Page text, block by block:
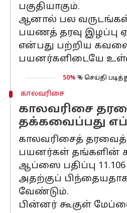
பகுதியாகும்.
ஆனால் பல வருடங்கள்
பயணத் தரவு இழப்பு
என்பது பற்றிய
பயனர்களிடையே
50% % செய்தி
காலவரிசை
காலவரிசை
தக்கவைப்பது
காலவரிசைத்
பயனர்கள் தங்களின்
ஆப்ஸை பதிப்பு
அதற்குப் பிந்தையதாக
வேண்டும்.
பின்னர் கூகுள்